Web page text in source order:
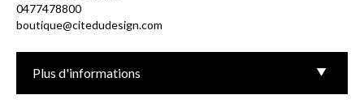
0477478800
boutique@citedudesign.com
Plus d'informations